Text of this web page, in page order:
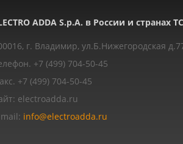
ADDA S.p.A. в России и странах ТС
г. Владимир, ул.Б.Нижегородская
+7 (499) 704-50-45
+7 (499) 704-50-45
electroadda.ru
info@electroadda.ru